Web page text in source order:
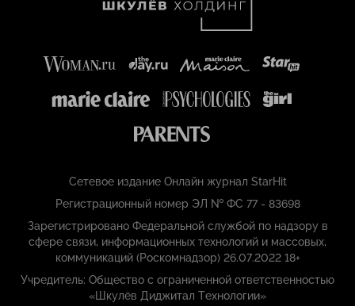
Сетевое издание Онлайн журнал StarHit
Регистрационный номер ЭЛ № ФС 77 - 83698
Зарегистрировано Федеральной службой по надзору в
сфере связи, информационных технологий и массовых,
коммуникаций (Роскомнадзор) 26.07.2022 18+
Учредитель: Общество с ограниченной ответственностью
«Шкулёв Диджитал Технологии»